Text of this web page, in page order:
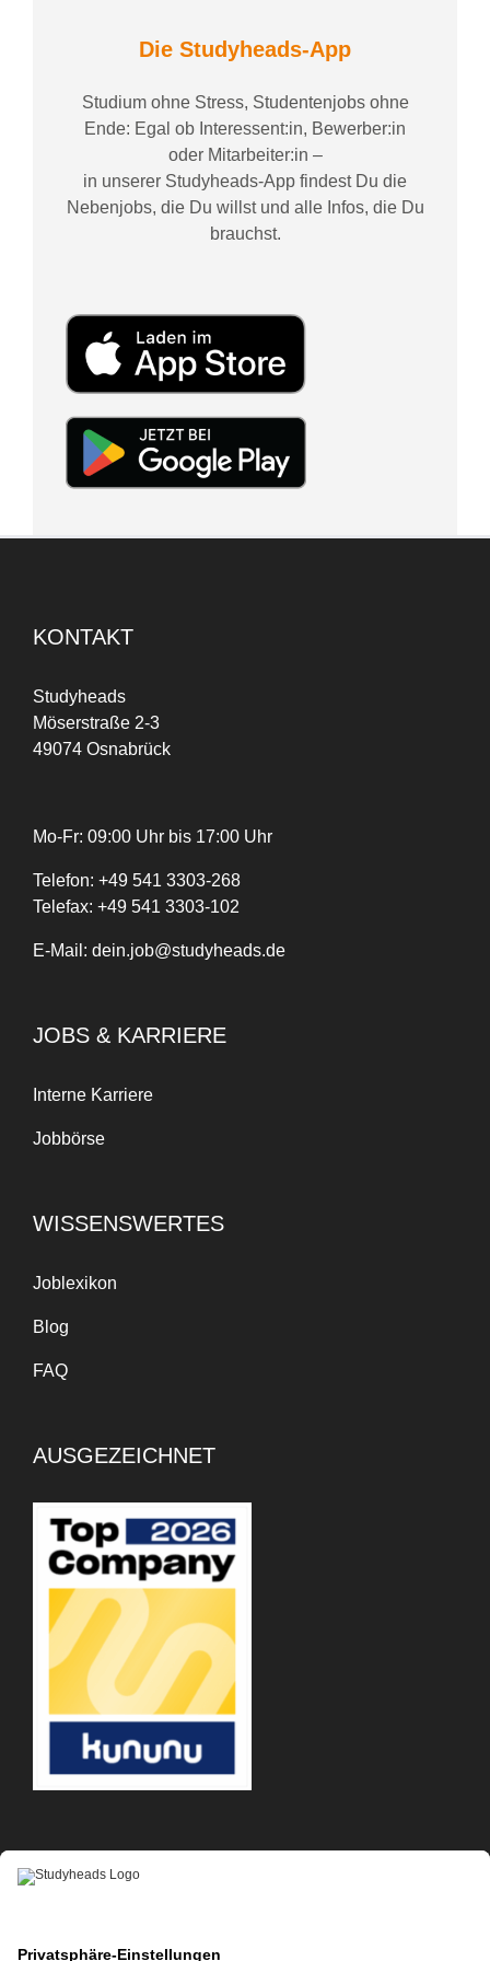
Die Studyheads-App
Studium ohne Stress, Studentenjobs ohne
Ende: Egal ob Interessent:in, Bewerber:in
oder Mitarbeiter:in –
in unserer Studyheads-App findest Du die
Nebenjobs, die Du willst und alle Infos, die Du
brauchst.
KONTAKT
Studyheads
Möserstraße 2-3
49074 Osnabrück
Mo-Fr: 09:00 Uhr bis 17:00 Uhr
Telefon: +49 541 3303-268
Telefax: +49 541 3303-102
E-Mail: dein.job@studyheads.de
JOBS & KARRIERE
Interne Karriere
Jobbörse
WISSENSWERTES
Joblexikon
Blog
FAQ
AUSGEZEICHNET